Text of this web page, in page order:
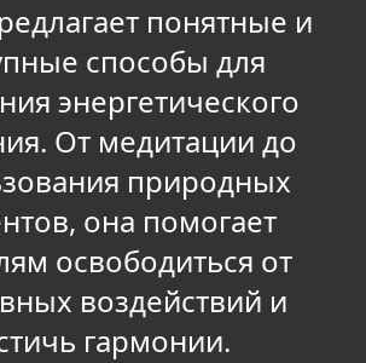
понятные и
способы для
энергетического
От медитации до
природных
она помогает
освободиться от
воздействий и
гармонии.